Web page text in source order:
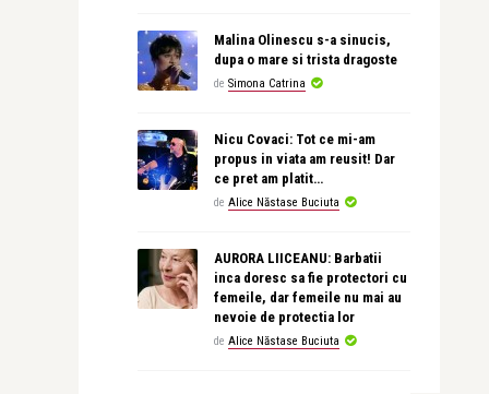
Malina Olinescu s-a sinucis,
dupa o mare si trista dragoste
de Simona Catrina
Nicu Covaci: Tot ce mi-am
propus in viata am reusit! Dar
ce pret am platit…
de Alice Năstase Buciuta
AURORA LIICEANU: Barbatii
inca doresc sa fie protectori cu
femeile, dar femeile nu mai au
nevoie de protectia lor
de Alice Năstase Buciuta